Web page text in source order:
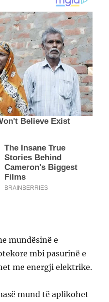
mundësinë e
mbi pasurinë e
me energji elektrike.
mund të aplikohet